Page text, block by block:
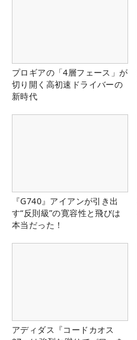
プロギアの「4層フェース」が
切り開く高初速ドライバーの
新時代
『G740』アイアンが引き出
す“反則級”の寛容性と飛びは
本当だった！
アディダス『コードカオス